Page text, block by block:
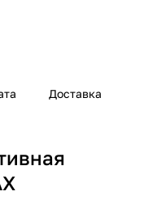
Доставка